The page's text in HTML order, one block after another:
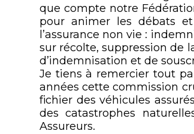
que compte notre
pour animer les débats
l’assurance non vie :
sur récolte, suppression de
d’indemnisation et de
Je tiens à remercier tout
années cette commission
fichier des véhicules
des catastrophes
Assureurs.